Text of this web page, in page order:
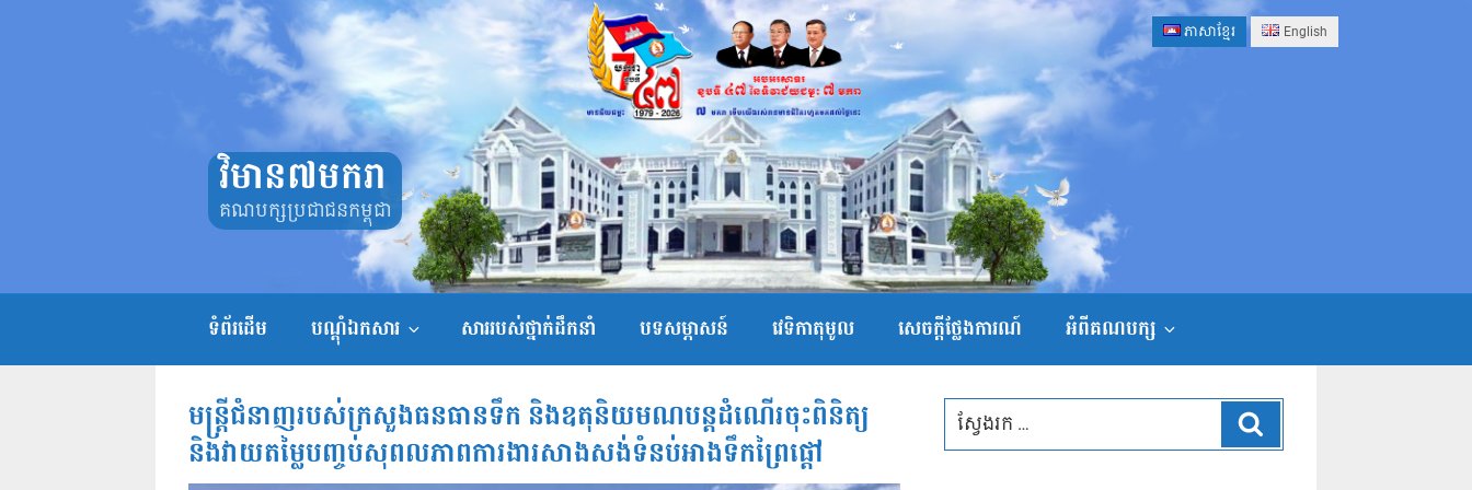
ភាសាខ្មែរ English
វិមាន៧មករា
គណបក្សប្រជាជនកម្ពុជា
ទំព័រដើម បណ្តុំឯកសារ សាររបស់ថ្នាក់ដឹកនាំ បទសម្ភាសន៍ វេទិកាតុមូល សេចក្ដីថ្លែងការណ៍ អំពីគណបក្ស
មន្ត្រីជំនាញរបស់ក្រសួងធនធានទឹក និងឧតុនិយមណបន្តដំណើរចុះពិនិត្យ
និងវាយតម្លៃបញ្ចប់សុពលភាពការងារសាងសង់ទំនប់អាងទឹកព្រៃផ្តៅ